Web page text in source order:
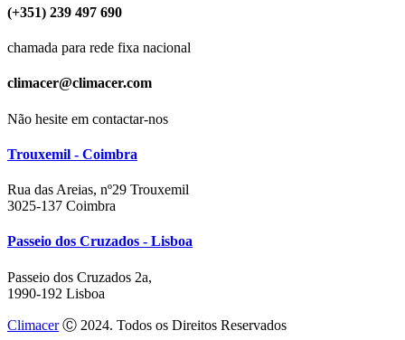
(+351) 239 497 690
chamada para rede fixa nacional
climacer@climacer.com
Não hesite em contactar-nos
Trouxemil - Coimbra
Rua das Areias, nº29 Trouxemil
3025-137 Coimbra
Passeio dos Cruzados - Lisboa
Passeio dos Cruzados 2a,
1990-192 Lisboa
ClimacerⒸ 2024. Todos os Direitos Reservados